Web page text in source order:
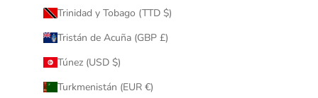
Trinidad y Tobago (TTD $)
Tristán de Acuña (GBP £)
Túnez (USD $)
Turkmenistán (EUR €)